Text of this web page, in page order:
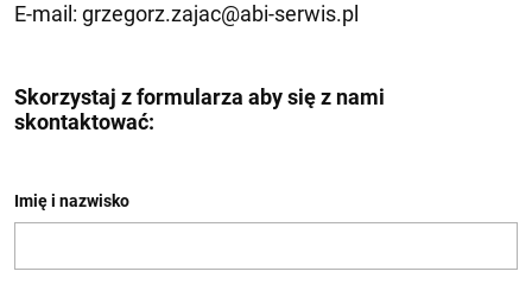
E-mail: grzegorz.zajac@abi-serwis.pl
Skorzystaj z formularza aby się z nami
skontaktować:
Imię i nazwisko